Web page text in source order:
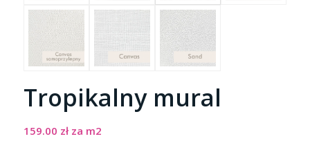
Tropikalny mural
159.00 złza m2